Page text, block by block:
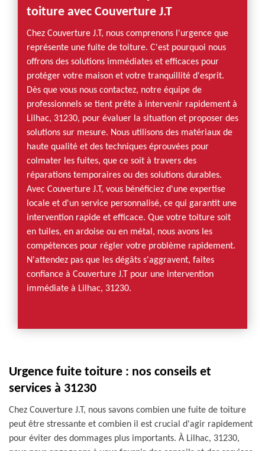
toiture avec Couverture J.T
Chez Couverture J.T, nous comprenons l'urgence que
représente une fuite de toiture. C'est pourquoi nous
offrons des solutions immédiates et efficaces pour
protéger votre maison et votre tranquillité d'esprit.
Dès que vous nous contactez, notre équipe de
professionnels se tient prête à intervenir rapidement à
Lilhac, 31230, pour évaluer la situation et proposer des
solutions sur mesure. Nous utilisons des matériaux de
haute qualité et des techniques éprouvées pour
colmater les fuites, que ce soit à travers des
réparations temporaires ou des solutions durables.
Avec Couverture J.T, vous bénéficiez d'une expertise
locale et d'un service personnalisé, ce qui garantit une
intervention rapide et efficace. Que votre toiture soit
en tuiles, en ardoise ou en métal, nous avons les
compétences pour régler votre problème rapidement.
N'attendez pas que les dégâts s'aggravent, faites
confiance à Couverture J.T pour une intervention
immédiate à Lilhac, 31230.
Urgence fuite toiture : nos conseils et
services à 31230
Chez Couverture J.T, nous savons combien une fuite de toiture
peut être stressante et combien il est crucial d'agir rapidement
pour éviter des dommages plus importants. À Lilhac, 31230,